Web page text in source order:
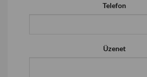
Telefon
Üzenet